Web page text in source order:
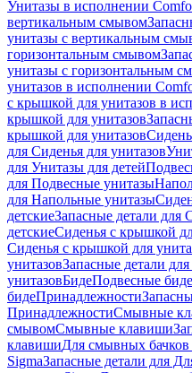
Унитазы в исполнении
вертикальным смывом
унитазы с вертикальным
горизонтальным смывом
унитазы с горизонтальным
унитазов в исполнении
с крышкой для унитазов в
крышкой для унитазов
крышкой для унитазов
для Сиденья для унитазов
для Унитазы для детей
для Подвесные унитазы
для Напольные унитазы
детскиеЗапасные детали для
детскиеСиденья с крышкой
Сиденья с крышкой для
унитазовЗапасные детали
унитазовБидеПодвесные биде
бидеПринадлежности
ПринадлежностиСмывные
смывомСмывные клавиши
клавишиДля смывных
SigmaЗапасные детали для